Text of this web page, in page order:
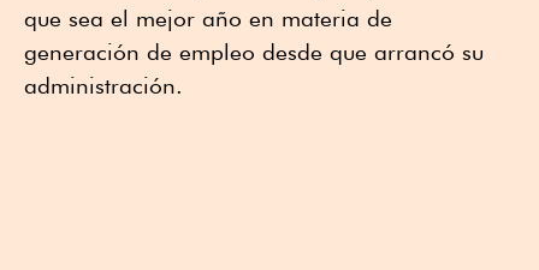
que sea el mejor año en materia de
generación de empleo desde que arrancó su
administración.